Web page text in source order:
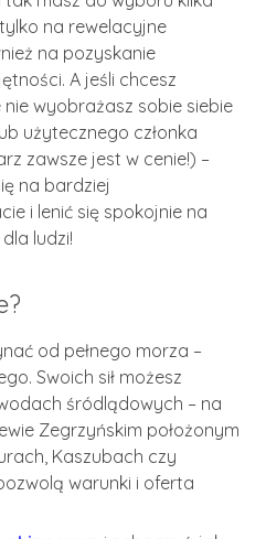
na rewelacyjne
na pozyskanie
A jeśli chcesz
wyobrażasz sobie siebie
użytecznego członka
zawsze jest w cenie!) –
na bardziej
i lenić się spokojnie na
ludzi!
od pełnego morza –
Swoich sił możesz
śródlądowych – na
Zegrzyńskim położonym
Kaszubach czy
warunki i oferta